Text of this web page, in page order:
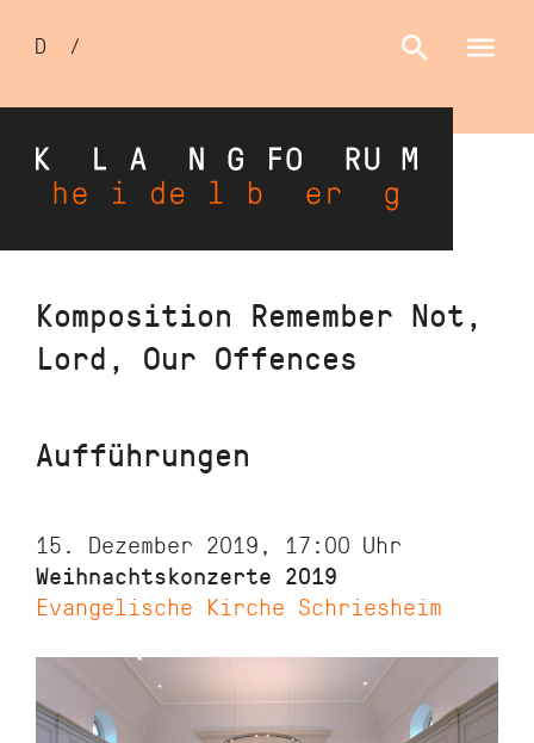
Direkt
Inhalt
Sprachumschalter
D /
Komposition Remember Not,
Lord, Our Offences
Aufführungen
15. Dezember 2019, 17:00 Uhr
Weihnachtskonzerte 2019
Evangelische Kirche Schriesheim